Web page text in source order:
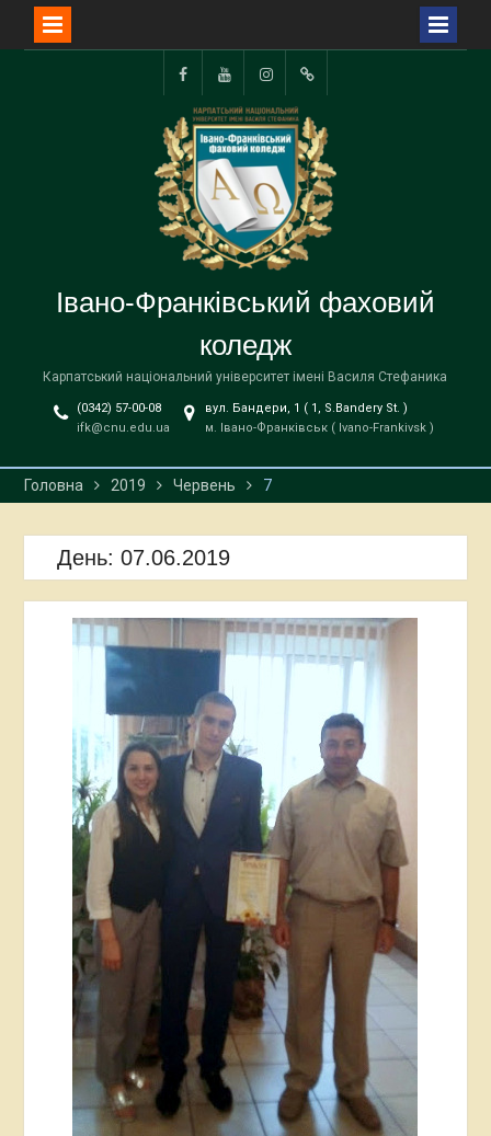
FacebookYouTubeInstagramTikTok
Івано-Франківський фаховий
коледж
Карпатський національний університет імені Василя Стефаника
(0342) 57-00-08
ifk@cnu.edu.ua
вул. Бандери, 1 ( 1, S.Bandery St. )
м. Івано-Франківськ ( Ivano-Frankivsk )
Головна 2019 Червень 7
День: 07.06.2019